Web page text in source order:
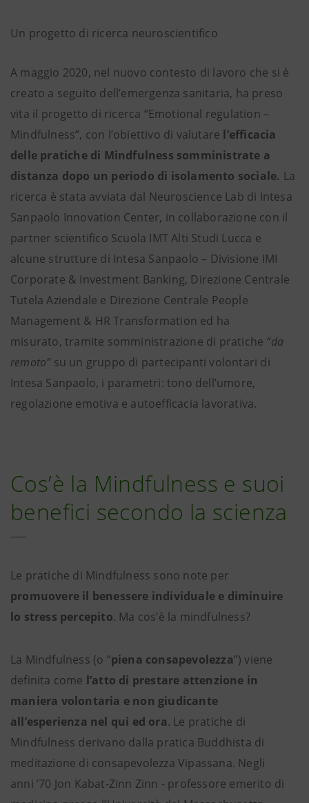
Un progetto di ricerca neuroscientifico
A maggio 2020, nel nuovo contesto di lavoro che si è
creato a seguito dell’emergenza sanitaria, ha preso
vita il progetto di ricerca “Emotional regulation –
Mindfulness”, con l’obiettivo di valutare l’efficacia
delle pratiche di Mindfulness somministrate a
distanza dopo un periodo di isolamento sociale. La
ricerca è stata avviata dal Neuroscience Lab di Intesa
Sanpaolo Innovation Center, in collaborazione con il
partner scientifico Scuola IMT Alti Studi Lucca e
alcune strutture di Intesa Sanpaolo – Divisione IMI
Corporate & Investment Banking, Direzione Centrale
Tutela Aziendale e Direzione Centrale People
Management & HR Transformation ed ha
misurato, tramite somministrazione di pratiche “da
remoto” su un gruppo di partecipanti volontari di
Intesa Sanpaolo, i parametri: tono dell’umore,
regolazione emotiva e autoefficacia lavorativa.
Cos’è la Mindfulness e suoi
benefici secondo la scienza
Le pratiche di Mindfulness sono note per
promuovere il benessere individuale e diminuire
lo stress percepito. Ma cos’è la mindfulness?
La Mindfulness (o “piena consapevolezza”) viene
definita come l’atto di prestare attenzione in
maniera volontaria e non giudicante
all’esperienza nel qui ed ora. Le pratiche di
Mindfulness derivano dalla pratica Buddhista di
meditazione di consapevolezza Vipassana. Negli
anni ’70 Jon Kabat-Zinn Zinn - professore emerito di